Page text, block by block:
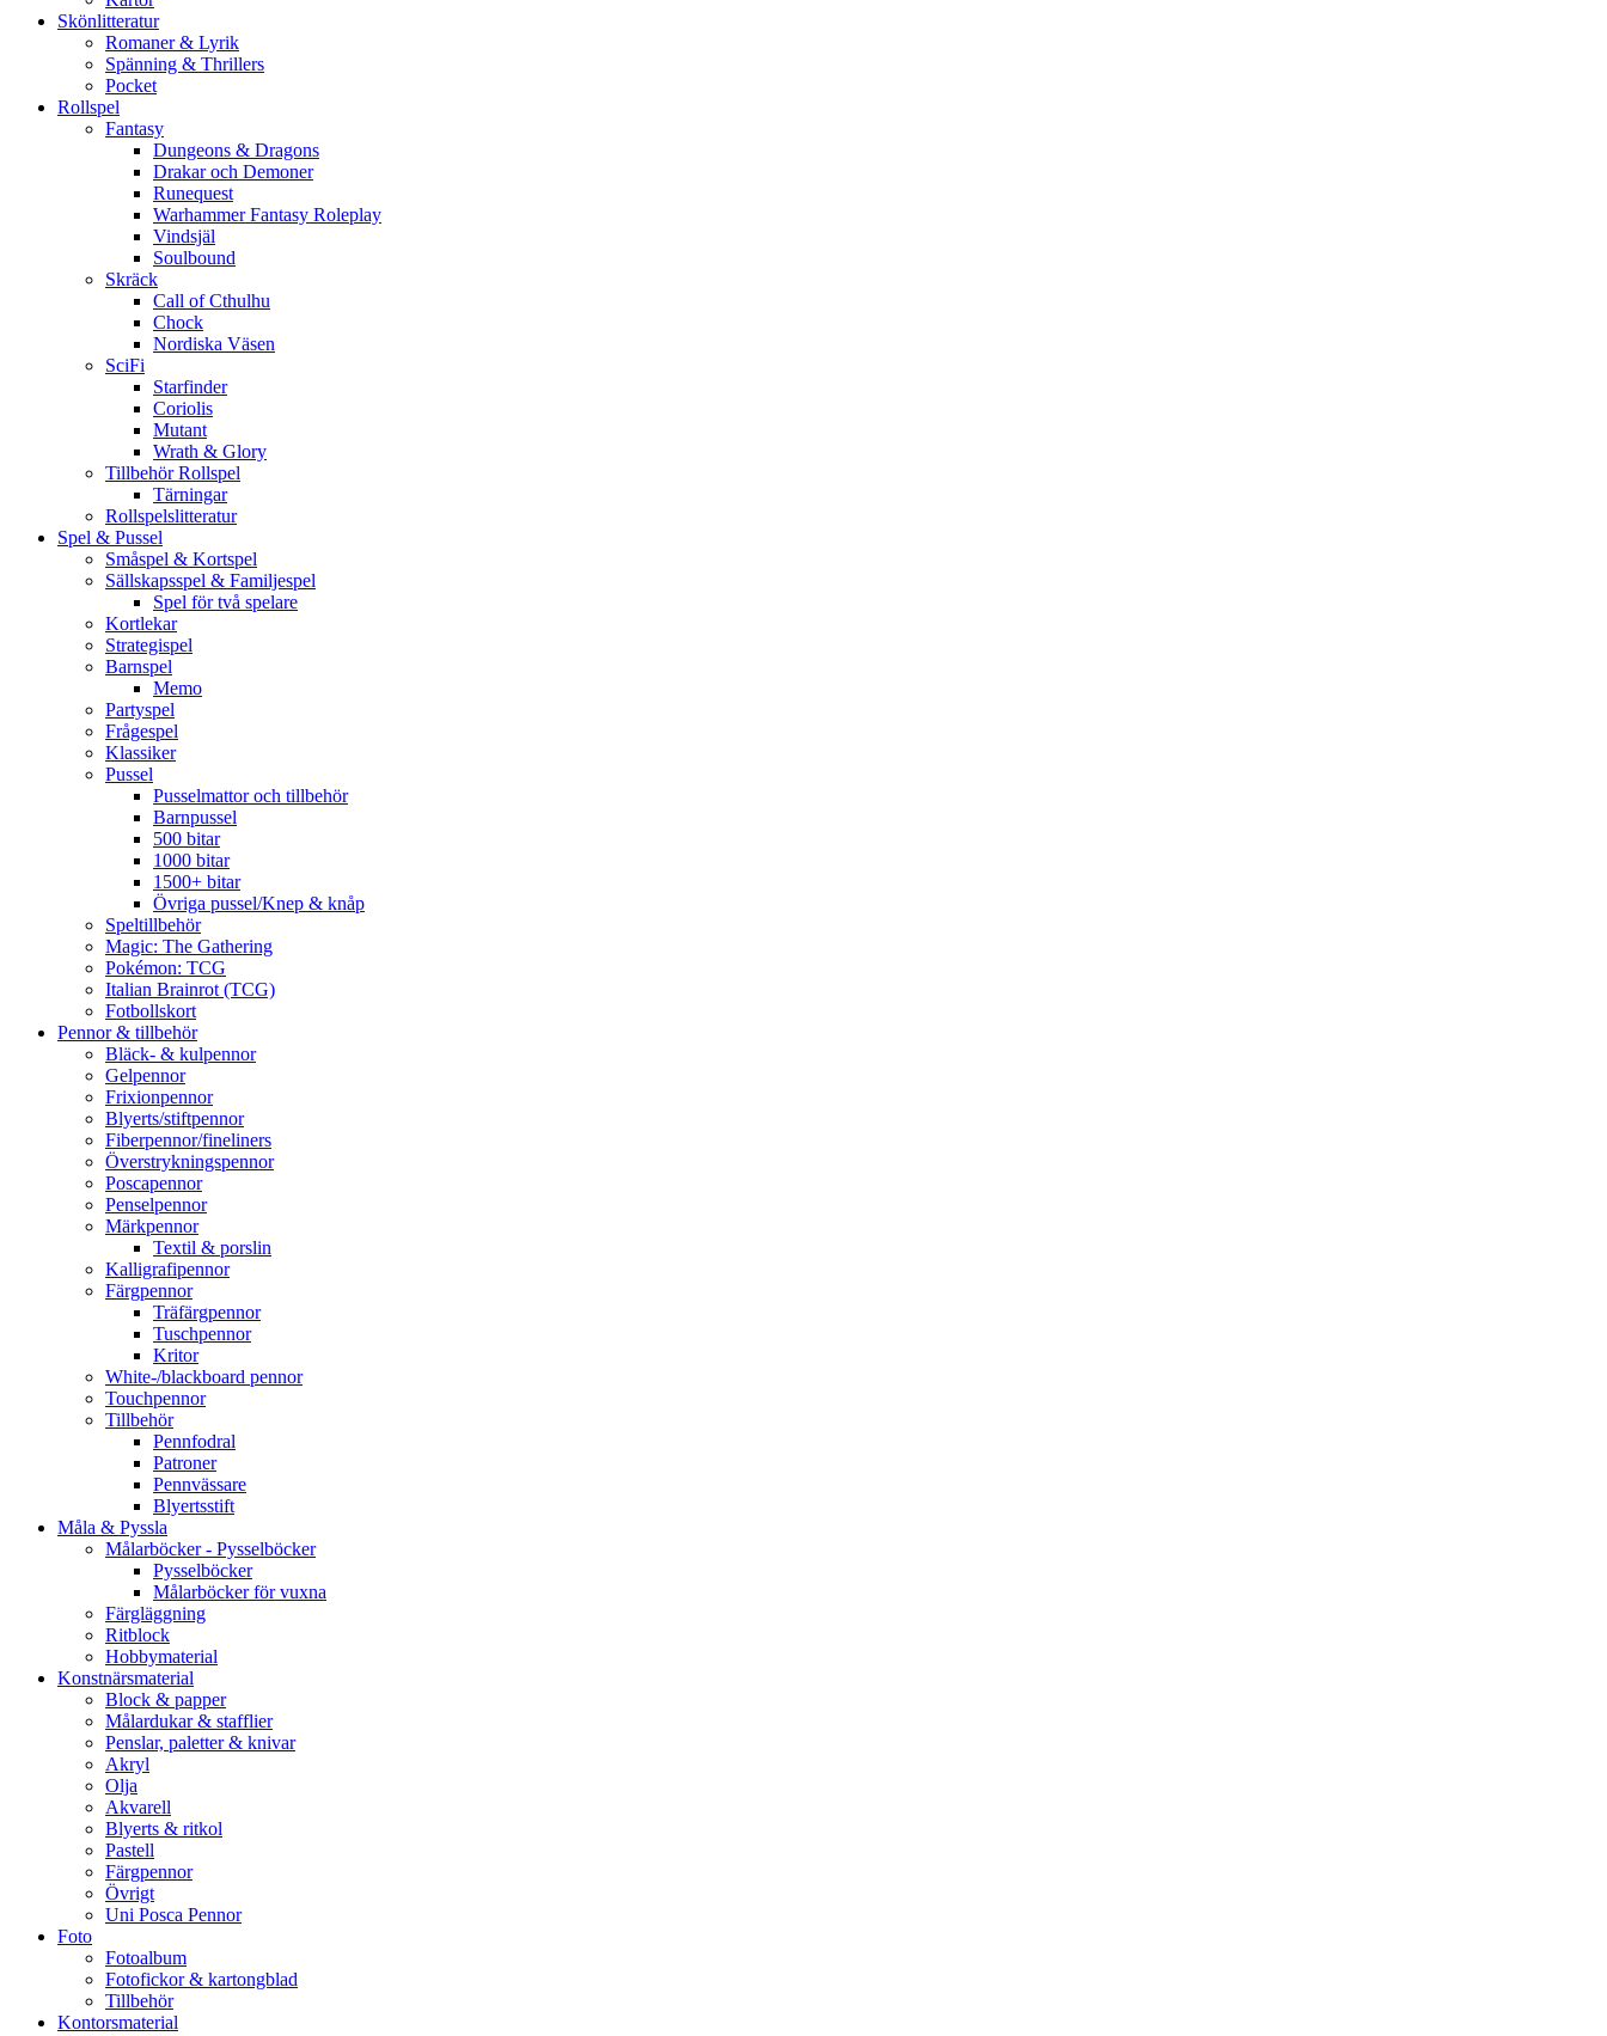
Skönlitteratur
Romaner & Lyrik
Spänning & Thrillers
Pocket
Rollspel
Fantasy
Dungeons & Dragons
Drakar och Demoner
Runequest
Warhammer Fantasy Roleplay
Vindsjäl
Soulbound
Skräck
Call of Cthulhu
Chock
Nordiska Väsen
SciFi
Starfinder
Coriolis
Mutant
Wrath & Glory
Tillbehör Rollspel
Tärningar
Rollspelslitteratur
Spel & Pussel
Småspel & Kortspel
Sällskapsspel & Familjespel
Spel för två spelare
Kortlekar
Strategispel
Barnspel
Memo
Partyspel
Frågespel
Klassiker
Pussel
Pusselmattor och tillbehör
Barnpussel
500 bitar
1000 bitar
1500+ bitar
Övriga pussel/Knep & knåp
Speltillbehör
Magic: The Gathering
Pokémon: TCG
Italian Brainrot (TCG)
Fotbollskort
Pennor & tillbehör
Bläck- & kulpennor
Gelpennor
Frixionpennor
Blyerts/stiftpennor
Fiberpennor/fineliners
Överstrykningspennor
Poscapennor
Penselpennor
Märkpennor
Textil & porslin
Kalligrafipennor
Färgpennor
Träfärgpennor
Tuschpennor
Kritor
White-/blackboard pennor
Touchpennor
Tillbehör
Pennfodral
Patroner
Pennvässare
Blyertsstift
Måla & Pyssla
Målarböcker - Pysselböcker
Pysselböcker
Målarböcker för vuxna
Färgläggning
Ritblock
Hobbymaterial
Konstnärsmaterial
Block & papper
Målardukar & stafflier
Penslar, paletter & knivar
Akryl
Olja
Akvarell
Blyerts & ritkol
Pastell
Färgpennor
Övrigt
Uni Posca Pennor
Foto
Fotoalbum
Fotofickor & kartongblad
Tillbehör
Kontorsmaterial